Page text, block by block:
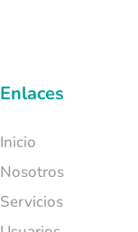
Enlaces
Inicio
Nosotros
Servicios